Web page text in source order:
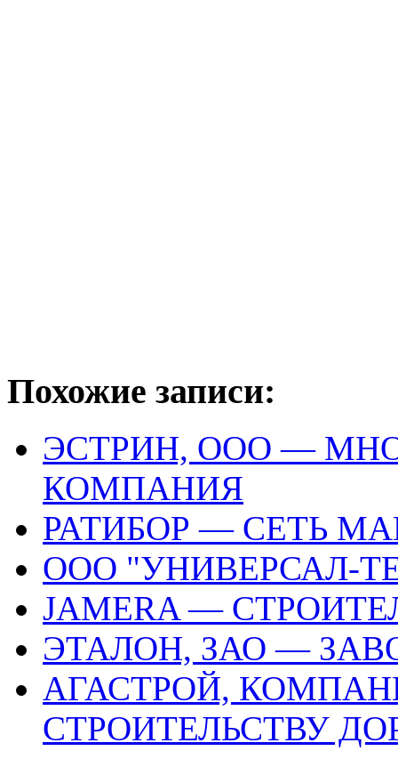
Похожие записи:
ЭСТРИН, ООО —
КОМПАНИЯ
РАТИБОР — СЕТЬ
ООО "УНИВЕРСАЛ-
JAMERA —
ЭТАЛОН, ЗАО —
АГАСТРОЙ,
СТРОИТЕЛЬСТВУ